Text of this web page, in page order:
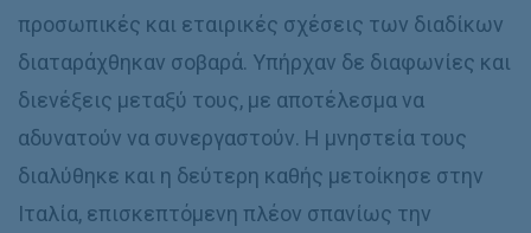
προσωπικές και εταιρικές σχέσεις των διαδίκων
διαταράχθηκαν σοβαρά. Υπήρχαν δε διαφωνίες και
διενέξεις μεταξύ τους, με αποτέλεσμα να
αδυνατούν να συνεργαστούν. Η μνηστεία τους
διαλύθηκε και η δεύτερη καθής μετοίκησε στην
Ιταλία, επισκεπτόμενη πλέον σπανίως την